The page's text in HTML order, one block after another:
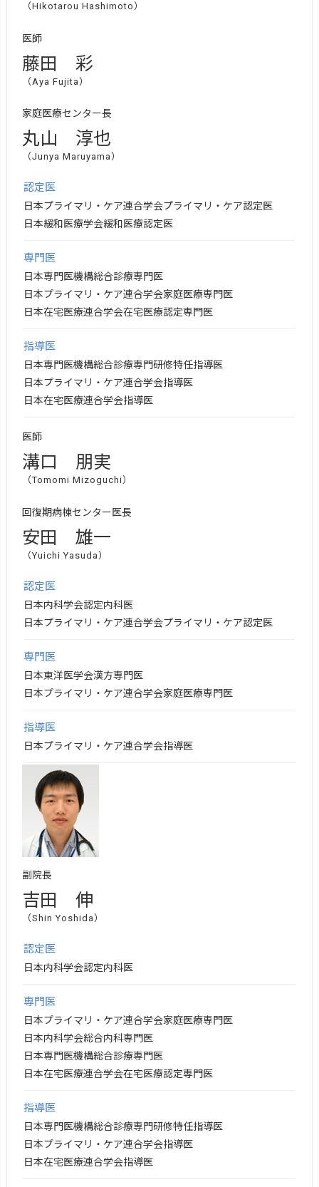
（Hikotarou Hashimoto）
医師
藤田 彩
（Aya Fujita）
家庭医療センター長
丸山 淳也
（Junya Maruyama）
認定医
日本プライマリ・ケア連合学会プライマリ・ケア認定医
日本緩和医療学会緩和医療認定医
専門医
日本専門医機構総合診療専門医
日本プライマリ・ケア連合学会家庭医療専門医
日本在宅医療連合学会在宅医療認定専門医
指導医
日本専門医機構総合診療専門研修特任指導医
日本プライマリ・ケア連合学会指導医
日本在宅医療連合学会指導医
医師
溝口 朋実
（Tomomi Mizoguchi）
回復期病棟センター医長
安田 雄一
（Yuichi Yasuda）
認定医
日本内科学会認定内科医
日本プライマリ・ケア連合学会プライマリ・ケア認定医
専門医
日本東洋医学会漢方専門医
日本プライマリ・ケア連合学会家庭医療専門医
指導医
日本プライマリ・ケア連合学会指導医
副院長
吉田 伸
（Shin Yoshida）
認定医
日本内科学会認定内科医
専門医
日本プライマリ・ケア連合学会家庭医療専門医
日本内科学会総合内科専門医
日本専門医機構総合診療専門医
日本在宅医療連合学会在宅医療認定専門医
指導医
日本専門医機構総合診療専門研修特任指導医
日本プライマリ・ケア連合学会指導医
日本在宅医療連合学会指導医